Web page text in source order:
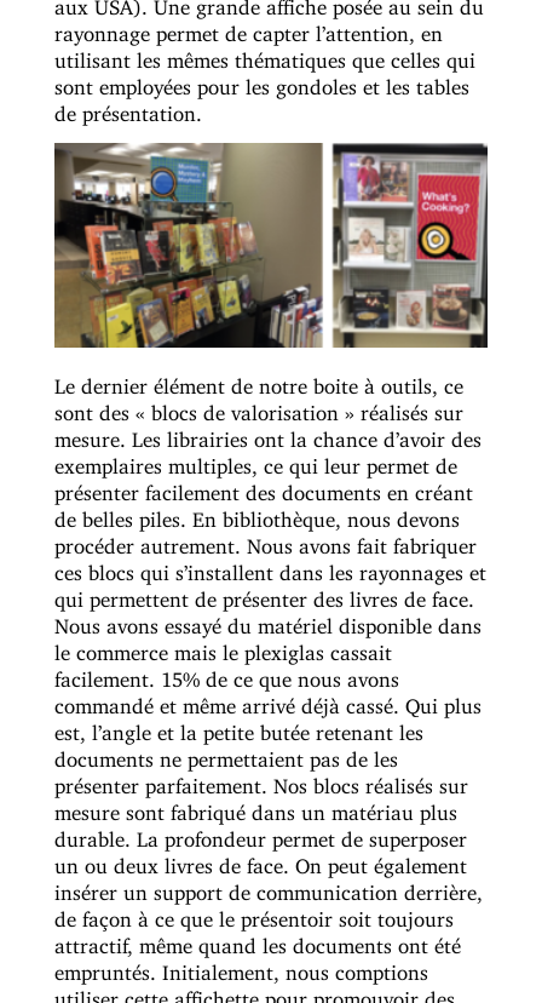
rayonnage permet de capter l’attention, en
utilisant les mêmes thématiques que celles qui
sont employées pour les gondoles et les tables
de présentation.
Le dernier élément de notre boite à outils, ce
sont des « blocs de valorisation » réalisés sur
mesure. Les librairies ont la chance d’avoir des
exemplaires multiples, ce qui leur permet de
présenter facilement des documents en créant
de belles piles. En bibliothèque, nous devons
procéder autrement. Nous avons fait fabriquer
ces blocs qui s’installent dans les rayonnages et
qui permettent de présenter des livres de face.
Nous avons essayé du matériel disponible dans
le commerce mais le plexiglas cassait
facilement. 15% de ce que nous avons
commandé et même arrivé déjà cassé. Qui plus
est, l’angle et la petite butée retenant les
documents ne permettaient pas de les
présenter parfaitement. Nos blocs réalisés sur
mesure sont fabriqué dans un matériau plus
durable. La profondeur permet de superposer
un ou deux livres de face. On peut également
insérer un support de communication derrière,
de façon à ce que le présentoir soit toujours
attractif, même quand les documents ont été
empruntés. Initialement, nous comptions
utiliser cette affichette pour promouvoir des